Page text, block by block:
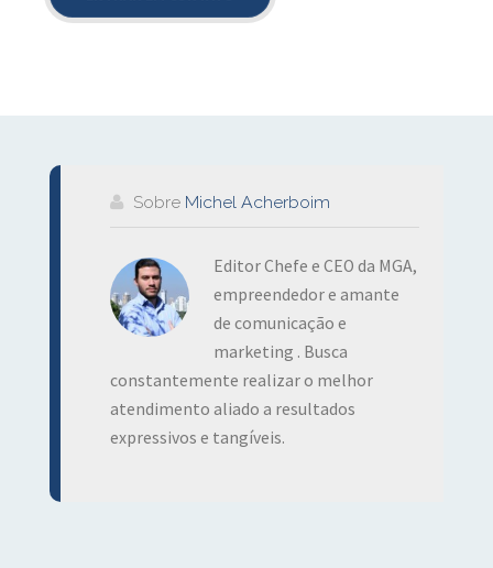
Sobre Michel Acherboim
Editor Chefe e CEO da MGA,
empreendedor e amante
de comunicação e
marketing . Busca
constantemente realizar o melhor
atendimento aliado a resultados
expressivos e tangíveis.